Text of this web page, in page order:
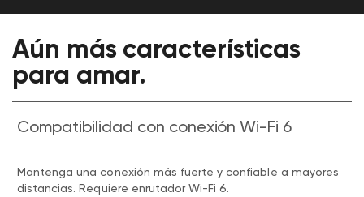
Aún más características
para amar.
Compatibilidad con conexión Wi-Fi 6
Mantenga una conexión más fuerte y confiable a mayores
distancias. Requiere enrutador Wi-Fi 6.